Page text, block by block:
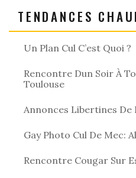
TENDANCES
Un Plan Cul C’est Quoi ?
Rencontre Dun Soir À
Toulouse
Annonces Libertines De
Gay Photo Cul De Mec:
Rencontre Cougar Sur